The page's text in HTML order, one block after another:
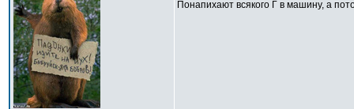
Понапихают всякого Г в машину, а